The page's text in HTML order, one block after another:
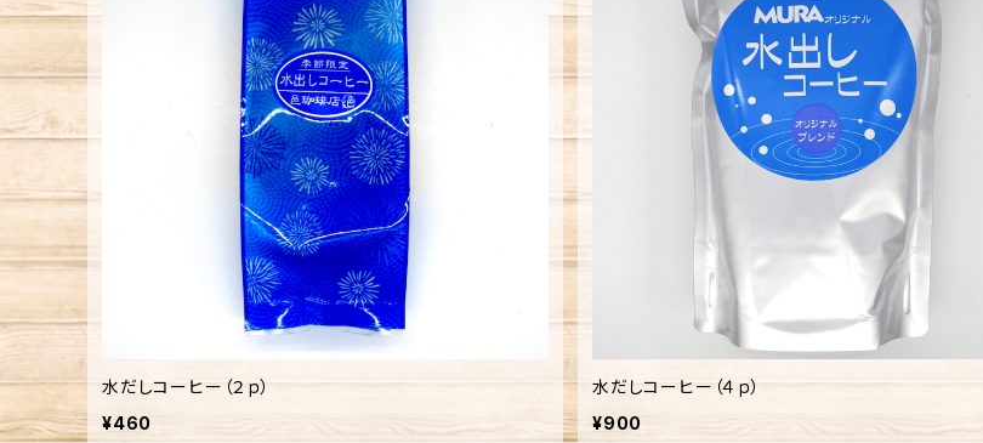
水だしコーヒー（２ｐ）
¥460
水だしコーヒー（４ｐ）
¥900